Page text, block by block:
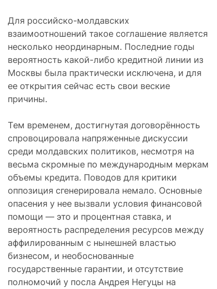
Для российско-молдавских
взаимоотношений такое соглашение является
несколько неординарным. Последние годы
вероятность какой-либо кредитной линии из
Москвы была практически исключена, и для
ее открытия сейчас есть свои веские
причины.
Тем временем, достигнутая договорённость
спровоцировала напряженные дискуссии
среди молдавских политиков, несмотря на
весьма скромные по международным меркам
объемы кредита. Поводов для критики
оппозиция сгенерировала немало. Основные
опасения у нее вызвали условия финансовой
помощи — это и процентная ставка, и
вероятность распределения ресурсов между
аффилированным с нынешней властью
бизнесом, и необоснованные
государственные гарантии, и отсутствие
полномочий у посла Андрея Негуцы на